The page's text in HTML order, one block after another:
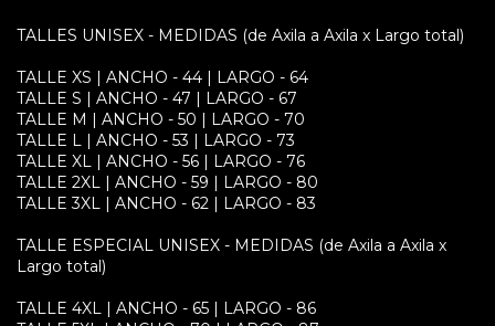
TALLES UNISEX - MEDIDAS (de Axila a Axila x Largo total)
TALLE XS | ANCHO - 44 | LARGO - 64
TALLE S | ANCHO - 47 | LARGO - 67
TALLE M | ANCHO - 50 | LARGO - 70
TALLE L | ANCHO - 53 | LARGO - 73
TALLE XL | ANCHO - 56 | LARGO - 76
TALLE 2XL | ANCHO - 59 | LARGO - 80
TALLE 3XL | ANCHO - 62 | LARGO - 83
TALLE ESPECIAL UNISEX - MEDIDAS (de Axila a Axila x
Largo total)
TALLE 4XL | ANCHO - 65 | LARGO - 86